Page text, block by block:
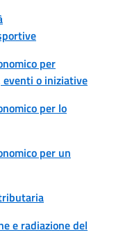
per
eventi o iniziative
per lo
per un
e radiazione del